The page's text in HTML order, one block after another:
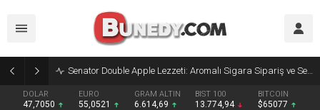
Senator Double Apple Lezzeti: Aromalı Sigara Sipariş ve Senator Sigara Dünyasına Yolculuk
DOLAR
47,7050
EURO
55,0521
GRAM ALTIN
6.614,69
BIST 100
13.774,94
BITCOIN
$65077